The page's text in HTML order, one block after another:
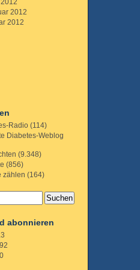
2012
2012
Radio (114)
Diabetes-Weblog
(9.348)
(856)
zählen (164)
abonnieren